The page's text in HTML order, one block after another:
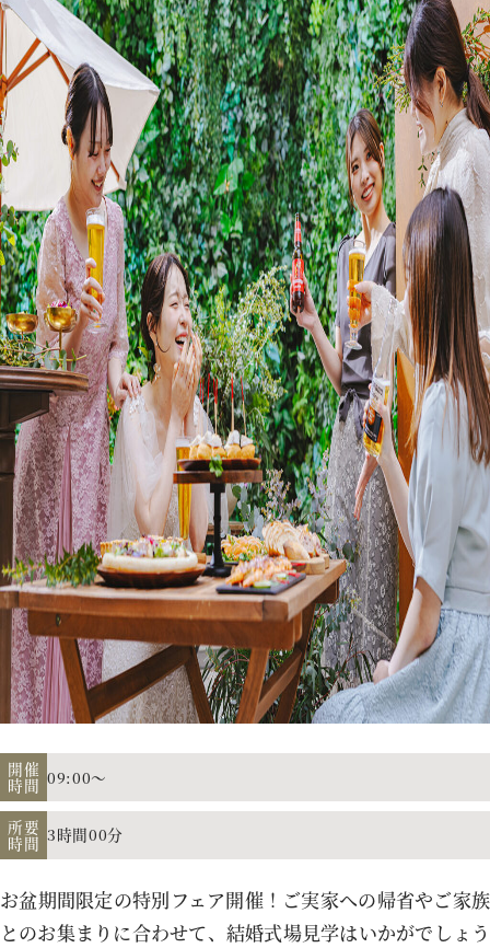
ドレス
プラン
施設紹介
フォトガイドツアー
ブライダルフェア
ニュース
パーティレポート
アクセス
よくあるご質問
お電話でのご予約・お問い合わせ
TEL.011-633-1111
平日 11:00-19:00、土日祝 10:00-19:00
開催
時間 09:00～
所要
時間 3時間00分
お盆期間限定の特別フェア開催！ご実家への帰省やご家族
とのお集まりに合わせて、結婚式場見学はいかがでしょう